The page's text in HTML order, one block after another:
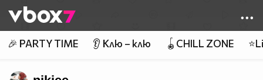
👾
🎉 PARTY TIME 👂 Клю – клю 🪀CHILL ZONE